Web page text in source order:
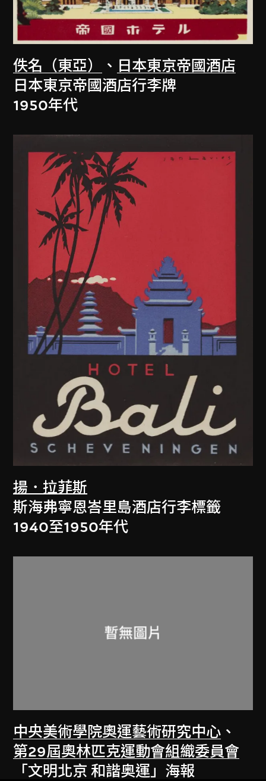
佚名（東亞） 、 日本東京帝國酒店
日本東京帝國酒店行李牌
1950年代
揚．拉菲斯
斯海弗寧恩峇里島酒店行李標籤
1940至1950年代
中央美術學院奧運藝術研究中心 、
第29屆奧林匹克運動會組織委員會
「文明北京 和諧奥運」海報